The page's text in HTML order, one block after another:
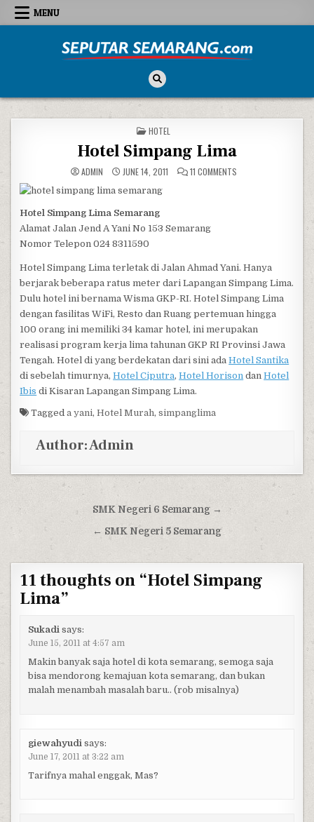
Skip to content
MENU
POSTED IN
HOTEL
Hotel Simpang Lima
ADMIN JUNE 14, 2011 11 COMMENTSON HOTEL SIMPANG
Hotel Simpang Lima Semarang
Alamat Jalan Jend A Yani No 153 Semarang
Nomor Telepon 024 8311590
Hotel Simpang Lima terletak di Jalan Ahmad Yani. Hanya
berjarak beberapa ratus meter dari Lapangan Simpang Lima.
Dulu hotel ini bernama Wisma GKP-RI. Hotel Simpang Lima
dengan fasilitas WiFi, Resto dan Ruang pertemuan hingga
100 orang ini memiliki 34 kamar hotel, ini merupakan
realisasi program kerja lima tahunan GKP RI Provinsi Jawa
Tengah. Hotel di yang berdekatan dari sini adaHotel Santika
di sebelah timurnya,Hotel Ciputra,Hotel Horison danHotel
Ibis di Kisaran Lapangan Simpang Lima.
Taggeda yani,Hotel Murah,simpanglima
Author:Admin
Post navigationSMK Negeri 6 Semarang →
← SMK Negeri 5 Semarang
11 thoughts on “Hotel Simpang
Lima”
Sukadi says:
June 15, 2011 at 4:57 am
Makin banyak saja hotel di kota semarang, semoga saja
bisa mendorong kemajuan kota semarang, dan bukan
malah menambah masalah baru.. (rob misalnya)
giewahyudi says:
June 17, 2011 at 3:22 am
Tarifnya mahal enggak, Mas?